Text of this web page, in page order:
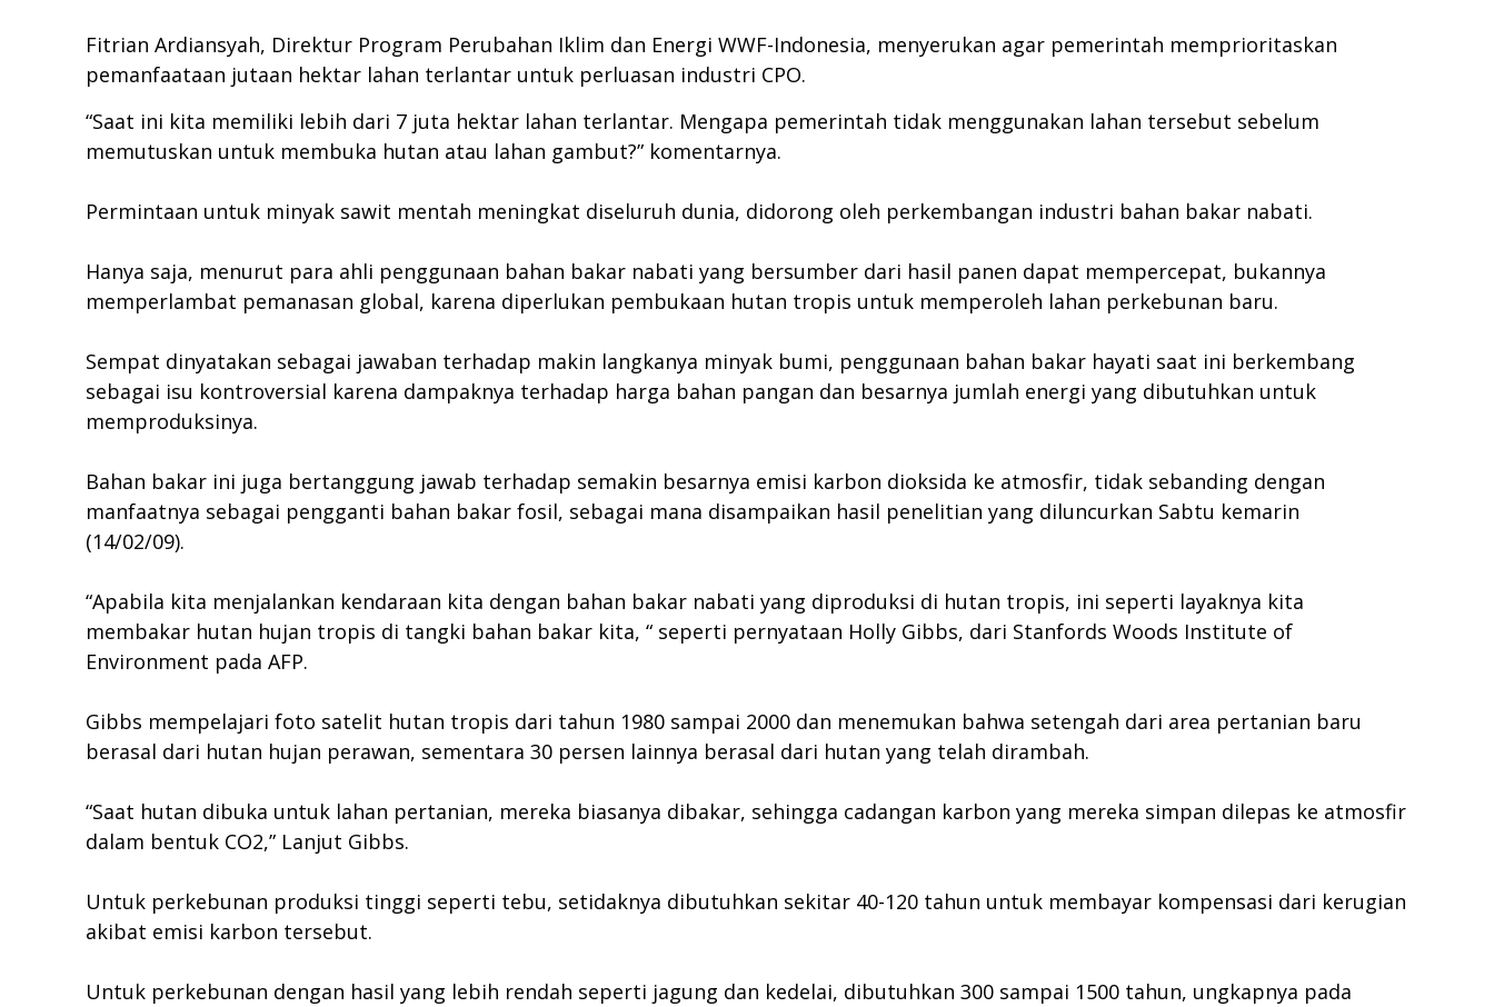
Fitrian Ardiansyah, Direktur Program Perubahan Iklim dan Energi WWF-Indonesia, menyerukan agar pemerintah memprioritaskan
pemanfaataan jutaan hektar lahan terlantar untuk perluasan industri CPO.
“Saat ini kita memiliki lebih dari 7 juta hektar lahan terlantar. Mengapa pemerintah tidak menggunakan lahan tersebut sebelum
memutuskan untuk membuka hutan atau lahan gambut?” komentarnya.
Permintaan untuk minyak sawit mentah meningkat diseluruh dunia, didorong oleh perkembangan industri bahan bakar nabati.
Hanya saja, menurut para ahli penggunaan bahan bakar nabati yang bersumber dari hasil panen dapat mempercepat, bukannya
memperlambat pemanasan global, karena diperlukan pembukaan hutan tropis untuk memperoleh lahan perkebunan baru.
Sempat dinyatakan sebagai jawaban terhadap makin langkanya minyak bumi, penggunaan bahan bakar hayati saat ini berkembang
sebagai isu kontroversial karena dampaknya terhadap harga bahan pangan dan besarnya jumlah energi yang dibutuhkan untuk
memproduksinya.
Bahan bakar ini juga bertanggung jawab terhadap semakin besarnya emisi karbon dioksida ke atmosfir, tidak sebanding dengan
manfaatnya sebagai pengganti bahan bakar fosil, sebagai mana disampaikan hasil penelitian yang diluncurkan Sabtu kemarin
(14/02/09).
“Apabila kita menjalankan kendaraan kita dengan bahan bakar nabati yang diproduksi di hutan tropis, ini seperti layaknya kita
membakar hutan hujan tropis di tangki bahan bakar kita, “ seperti pernyataan Holly Gibbs, dari Stanfords Woods Institute of
Environment pada AFP.
Gibbs mempelajari foto satelit hutan tropis dari tahun 1980 sampai 2000 dan menemukan bahwa setengah dari area pertanian baru
berasal dari hutan hujan perawan, sementara 30 persen lainnya berasal dari hutan yang telah dirambah.
“Saat hutan dibuka untuk lahan pertanian, mereka biasanya dibakar, sehingga cadangan karbon yang mereka simpan dilepas ke atmosfir
dalam bentuk CO2,” Lanjut Gibbs.
Untuk perkebunan produksi tinggi seperti tebu, setidaknya dibutuhkan sekitar 40-120 tahun untuk membayar kompensasi dari kerugian
akibat emisi karbon tersebut.
Untuk perkebunan dengan hasil yang lebih rendah seperti jagung dan kedelai, dibutuhkan 300 sampai 1500 tahun, ungkapnya pada